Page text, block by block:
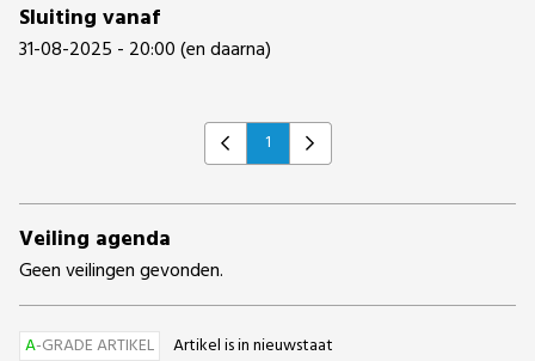
Sluiting vanaf
31-08-2025 - 20:00 (en daarna)
Previous
1 Next
Veiling agenda
Geen veilingen gevonden.
A-GRADE ARTIKEL
Artikel is in nieuwstaat